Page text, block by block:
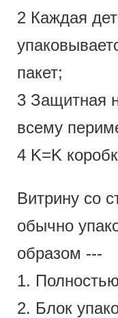
2 Каждая
пакет;
3 Защитная
всему
4 K=K
Витрину со
обычно
образом ---
1.
2. Блок